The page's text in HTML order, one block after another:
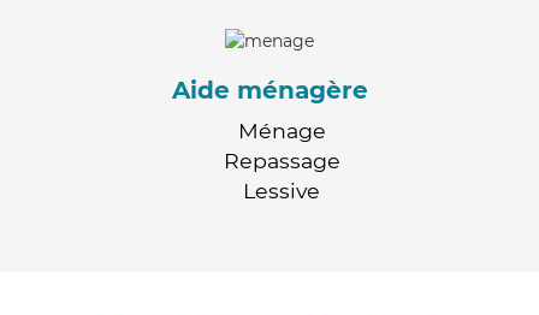
Aide ménagère
Ménage
Repassage
Lessive